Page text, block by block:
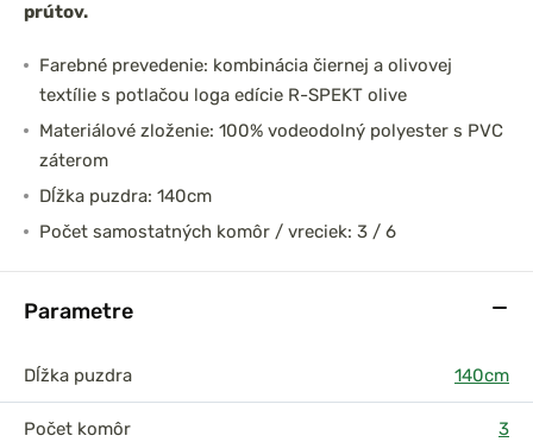
prútov.
Farebné prevedenie: kombinácia čiernej a olivovej
textílie s potlačou loga edície R-SPEKT olive
Materiálové zloženie: 100% vodeodolný polyester s PVC
záterom
Dĺžka puzdra: 140cm
Počet samostatných komôr / vreciek: 3 / 6
Parametre
Dĺžka puzdra 140cm
Počet komôr
3